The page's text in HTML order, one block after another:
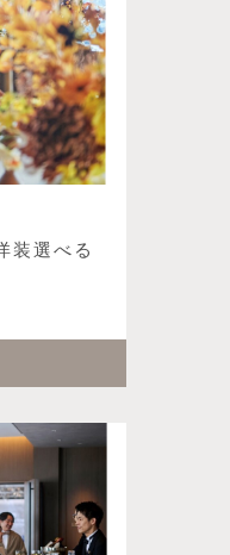
装選べる